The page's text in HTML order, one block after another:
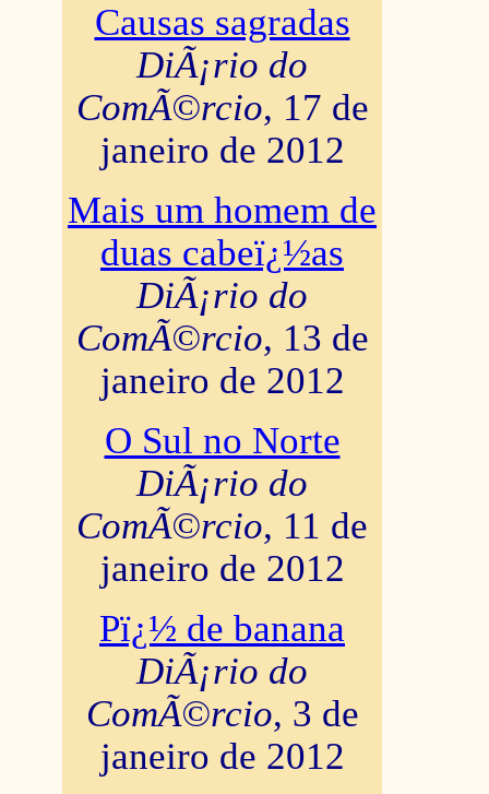
Causas sagradas
DiÃ¡rio do
ComÃ©rcio, 17 de
janeiro de 2012
Mais um homem de
duas cabeï¿½as
DiÃ¡rio do
ComÃ©rcio, 13 de
janeiro de 2012
O Sul no Norte
DiÃ¡rio do
ComÃ©rcio, 11 de
janeiro de 2012
Pï¿½ de banana
DiÃ¡rio do
ComÃ©rcio, 3 de
janeiro de 2012